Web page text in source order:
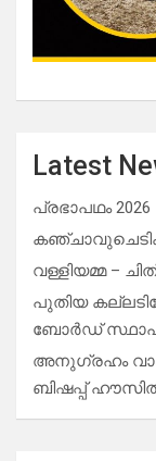
Latest
പ്രഭാപഥം 2026
വള്ളിയമ്മ –
പുതിയ
ബോർഡ്
അനുഗ്രഹം
ബിഷപ്പ്